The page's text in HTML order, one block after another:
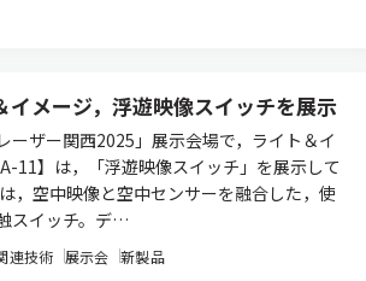
イメージ，浮遊映像スイッチを展示
ーザー関西2025」展示会場で，ライト＆イ
11】は，「浮遊映像スイッチ」を展示して
，空中映像と空中センサーを融合した，使
スイッチ。デ…
連技術 展示会 新製品